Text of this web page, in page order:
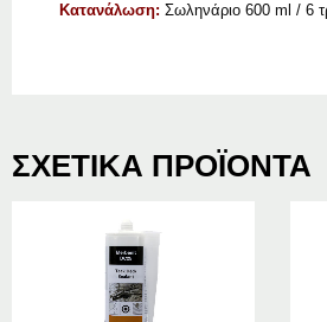
Κατανάλωση: Σωληνάριο 600 ml / 6
ΣΧΕΤΙΚΆ ΠΡΟΪΌΝΤΑ